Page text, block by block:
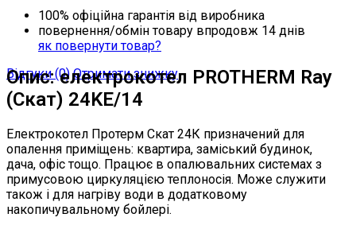
100% офіційна гарантія від виробника
повернення/обмін товару впродовж 14 днів
як повернути товар?
Відгуки (0) Отримати знижку
Опис: електрокотел PROTHERM Ray
(Скат) 24KE/14
Електрокотел Протерм Скат 24К призначений для
опалення приміщень: квартира, заміський будинок,
дача, офіс тощо. Працює в опалювальних системах з
примусовою циркуляцією теплоносія. Може служити
також і для нагріву води в додатковому
накопичувальному бойлері.